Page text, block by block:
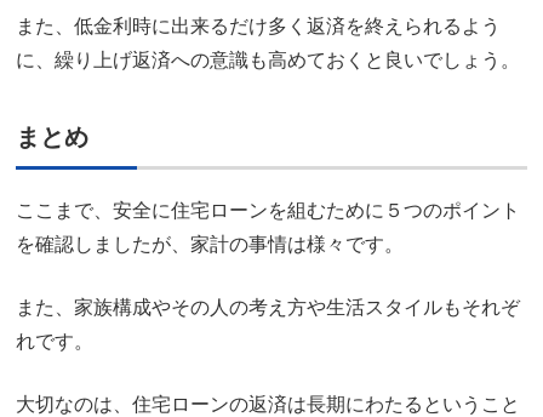
また、低金利時に出来るだけ多く返済を終えられるよう
に、繰り上げ返済への意識も高めておくと良いでしょう。
まとめ
ここまで、安全に住宅ローンを組むために５つのポイント
を確認しましたが、家計の事情は様々です。
また、家族構成やその人の考え方や生活スタイルもそれぞ
れです。
大切なのは、住宅ローンの返済は長期にわたるということ